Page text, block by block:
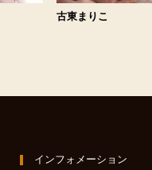
古東まりこ
インフォメーション